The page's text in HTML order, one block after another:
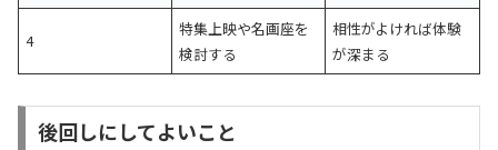
4
特集上映や名画座を
検討する
相性がよければ体験
が深まる
後回しにしてよいこと